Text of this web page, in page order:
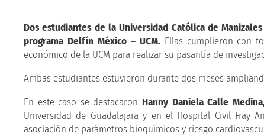
Dos estudiantes de la Universidad Católica de
programa Delfín México – UCM.Ellas cumplieron con
económico de la UCM para realizar su pasantía de
Ambas estudiantes estuvieron durante dos meses
En este caso se destacaron Hanny Daniela Calle
Universidad de Guadalajara y en el Hospital Civil Fray
asociación de parámetros bioquímicos y riesgo